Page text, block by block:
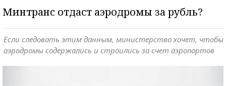
Минтранс отдаст аэродромы за рубль?
Если следовать этим данным, министерство хочет, чтобы
аэродромы содержались и строились за счет аэропортов